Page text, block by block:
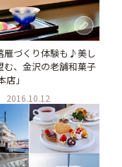
雁づくり体験も♪美し
む、金沢の老舗和菓子
店」
2016.10.12